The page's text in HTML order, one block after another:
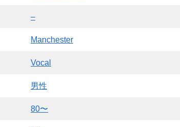
–
Manchester
Vocal
男性
80〜